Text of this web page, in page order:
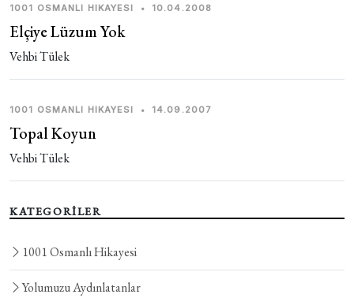
1001 OSMANLI HIKAYESI • 10.04.2008
Elçiye Lüzum Yok
Vehbi Tülek
1001 OSMANLI HIKAYESI • 14.09.2007
Topal Koyun
Vehbi Tülek
KATEGORİLER
1001 Osmanlı Hikayesi
Yolumuzu Aydınlatanlar